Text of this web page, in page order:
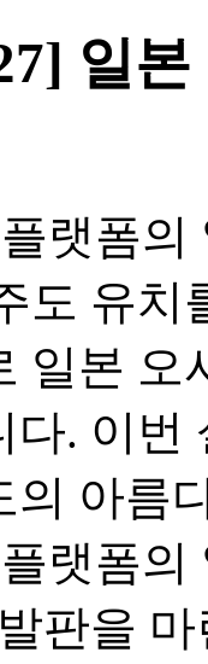
일
랫폼의
도 유치
일본
다. 이
의 아름
랫폼의
판을